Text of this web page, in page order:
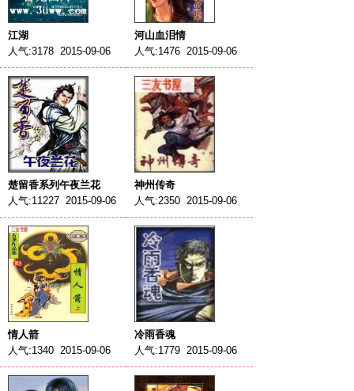
江湖
人气:3178 2015-09-06
河山血泪情
人气:1476 2015-09-06
楚留香系列午夜兰花
人气:11227 2015-09-06
神州传奇
人气:2350 2015-09-06
情人箭
人气:1340 2015-09-06
冷雨香魂
人气:1779 2015-09-06